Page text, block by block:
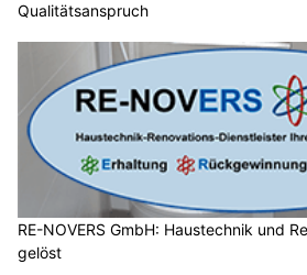
Qualitätsanspruch
RE-NOVERS GmbH: Haustechnik und
gelöst